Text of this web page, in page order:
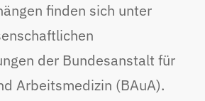
finden sich unter
der Bundesanstalt für
Arbeitsmedizin (BAuA).